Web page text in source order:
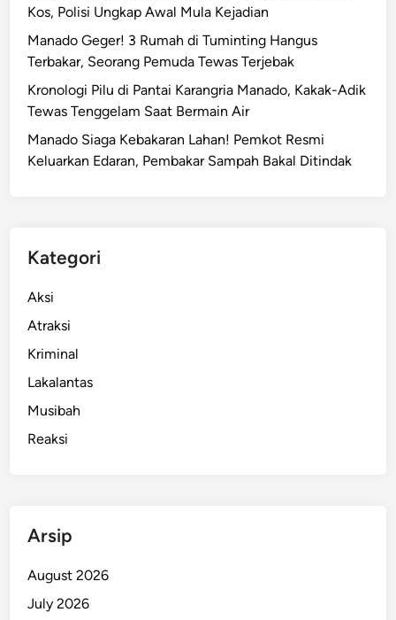
Kos, Polisi Ungkap Awal Mula Kejadian
Manado Geger! 3 Rumah di Tuminting Hangus
Terbakar, Seorang Pemuda Tewas Terjebak
Kronologi Pilu di Pantai Karangria Manado, Kakak-Adik
Tewas Tenggelam Saat Bermain Air
Manado Siaga Kebakaran Lahan! Pemkot Resmi
Keluarkan Edaran, Pembakar Sampah Bakal Ditindak
Kategori
Aksi
Atraksi
Kriminal
Lakalantas
Musibah
Reaksi
Arsip
August 2026
July 2026